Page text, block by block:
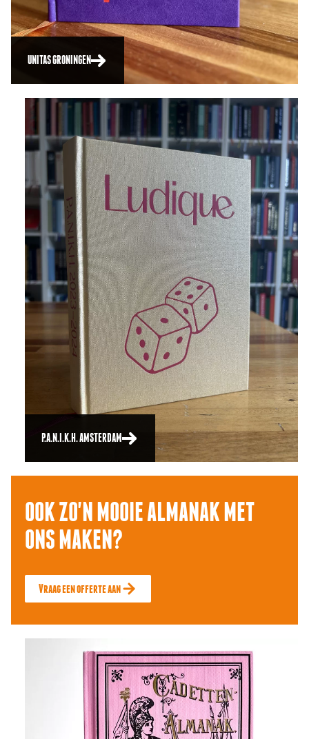
UNITAS GRONINGEN
P.A.N.I.K.H. AMSTERDAM
OOK ZO'N MOOIE ALMANAK MET
ONS MAKEN?
Vraag een offerte aan